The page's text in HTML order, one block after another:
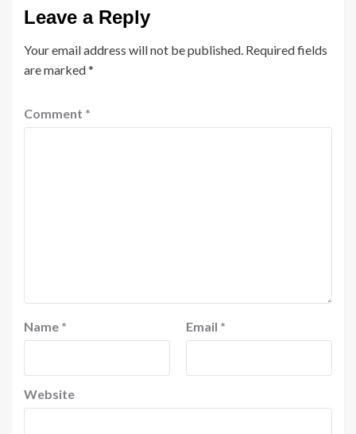
Leave a Reply
Your email address will not be published. Required fields
are marked*
Comment *
Name * Email *
Website